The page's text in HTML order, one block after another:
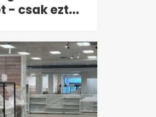
- csak ezt...